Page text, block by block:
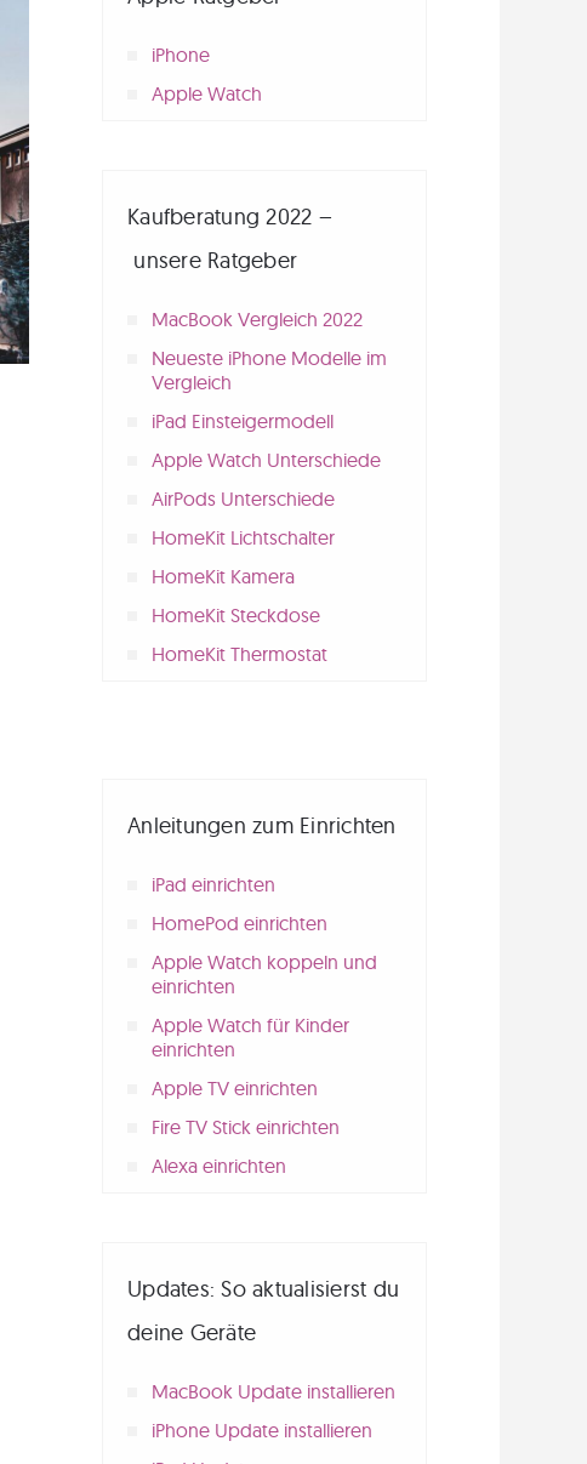
iPhone
Apple Watch
Kaufberatung 2022 –
unsere Ratgeber
MacBook Vergleich 2022
Neueste iPhone Modelle im
Vergleich
iPad Einsteigermodell
Apple Watch Unterschiede
AirPods Unterschiede
HomeKit Lichtschalter
HomeKit Kamera
HomeKit Steckdose
HomeKit Thermostat
Anleitungen zum Einrichten
iPad einrichten
HomePod einrichten
Apple Watch koppeln und
einrichten
Apple Watch für Kinder
einrichten
Apple TV einrichten
Fire TV Stick einrichten
Alexa einrichten
Updates: So aktualisierst du
deine Geräte
MacBook Update installieren
iPhone Update installieren